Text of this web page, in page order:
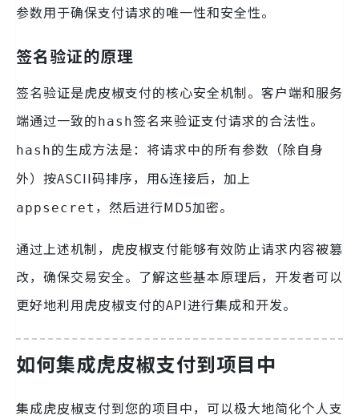
参数用于确保支付请求的唯一性和安全性。
签名验证的原理
签名验证是虎皮椒支付的核心安全机制。客户端和服务
端通过一致的 hash签名来验证支付请求的合法性。
hash的生成方法是：将请求中的所有参数（除自身
外）按ASCII码排序，用&连接后，加上
appsecret ，然后进行MD5加密。
通过上述机制，虎皮椒支付能够有效防止请求内容被篡
改，确保交易安全。了解这些基本原理后，开发者可以
更好地利用虎皮椒支付的API进行集成和开发。
如何集成虎皮椒支付到项目中
集成虎皮椒支付到您的项目中，可以极大地简化个人支